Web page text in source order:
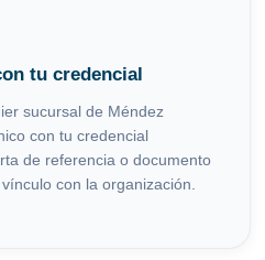
tu credencial
sucursal de Méndez
con tu credencial
de referencia o documento
con la organización.